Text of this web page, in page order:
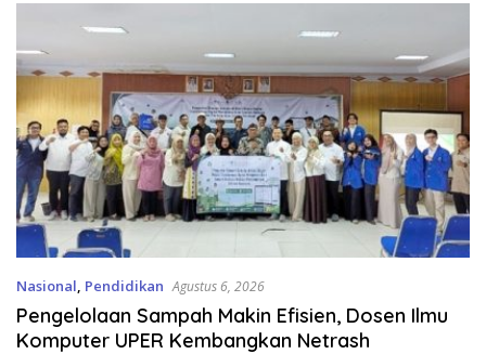
Nasional, Pendidikan Agustus 6, 2026
Pengelolaan Sampah Makin Efisien, Dosen Ilmu
Komputer UPER Kembangkan Netrash